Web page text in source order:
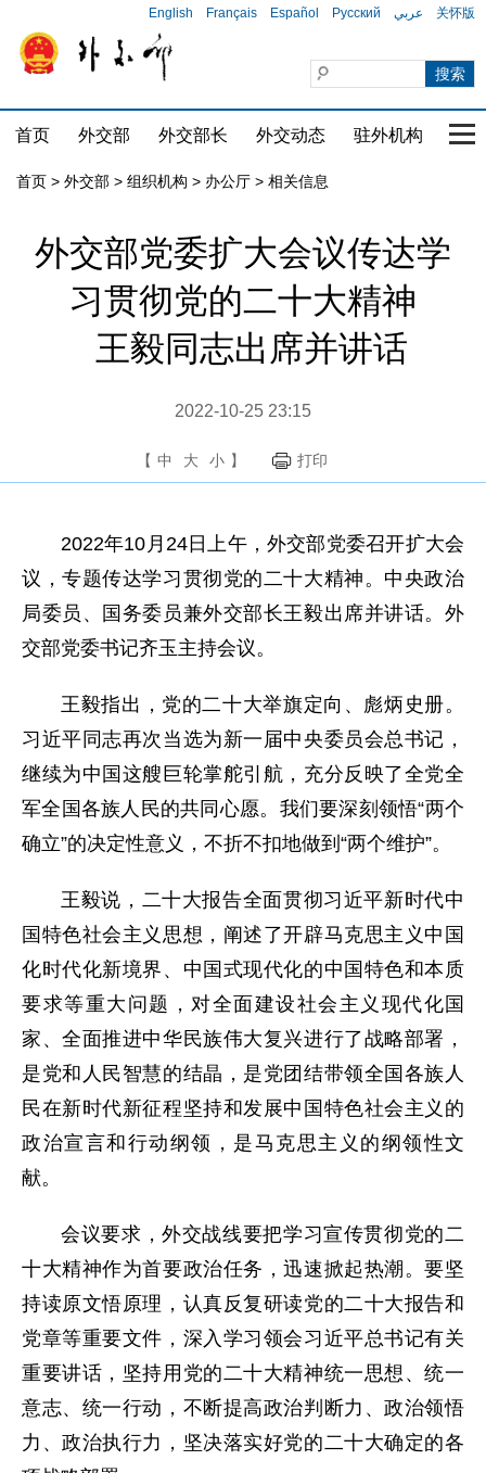
English Français Español Русский عربي 关怀版
首页 外交部 外交部长 外交动态 驻外机构 国
首页 > 外交部 > 组织机构 > 办公厅 > 相关信息
外交部党委扩大会议传达学
习贯彻党的二十大精神
王毅同志出席并讲话
2022-10-25 23:15
【 中 大 小 】 打印
2022年10月24日上午，外交部党委召开扩大会
议，专题传达学习贯彻党的二十大精神。中央政治
局委员、国务委员兼外交部长王毅出席并讲话。外
交部党委书记齐玉主持会议。
王毅指出，党的二十大举旗定向、彪炳史册。
习近平同志再次当选为新一届中央委员会总书记，
继续为中国这艘巨轮掌舵引航，充分反映了全党全
军全国各族人民的共同心愿。我们要深刻领悟“两个
确立”的决定性意义，不折不扣地做到“两个维护”。
王毅说，二十大报告全面贯彻习近平新时代中
国特色社会主义思想，阐述了开辟马克思主义中国
化时代化新境界、中国式现代化的中国特色和本质
要求等重大问题，对全面建设社会主义现代化国
家、全面推进中华民族伟大复兴进行了战略部署，
是党和人民智慧的结晶，是党团结带领全国各族人
民在新时代新征程坚持和发展中国特色社会主义的
政治宣言和行动纲领，是马克思主义的纲领性文
献。
会议要求，外交战线要把学习宣传贯彻党的二
十大精神作为首要政治任务，迅速掀起热潮。要坚
持读原文悟原理，认真反复研读党的二十大报告和
党章等重要文件，深入学习领会习近平总书记有关
重要讲话，坚持用党的二十大精神统一思想、统一
意志、统一行动，不断提高政治判断力、政治领悟
力、政治执行力，坚决落实好党的二十大确定的各